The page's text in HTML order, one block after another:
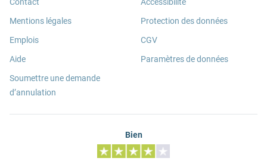
Mentions légales
Emplois
Aide
Soumettre une demande
d’annulation
Protection des données
CGV
Paramètres de données
Bien